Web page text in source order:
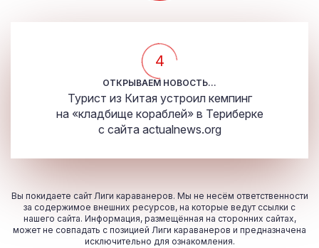
4
ОТКРЫВАЕМ НОВОСТЬ...
Турист из Китая устроил кемпинг
на «кладбище кораблей» в Териберке
с сайта actualnews.org
Вы покидаете сайт Лиги караванеров. Мы не несём ответственности
за содержимое внешних ресурсов, на которые ведут ссылки с
нашего сайта. Информация, размещённая на сторонних сайтах,
может не совпадать с позицией Лиги караванеров и предназначена
исключительно для ознакомления.